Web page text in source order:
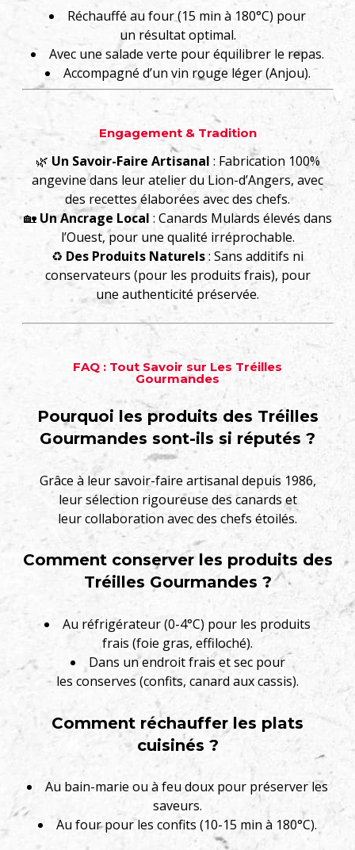
Réchauffé au four (15 min à 180°C) pour
un résultat optimal.
Avec une salade verte pour équilibrer le repas.
Accompagné d’un vin rouge léger (Anjou).
Engagement & Tradition
🌿 Un Savoir-Faire Artisanal : Fabrication 100%
angevine dans leur atelier du Lion-d’Angers, avec
des recettes élaborées avec des chefs.
🏡 Un Ancrage Local : Canards Mulards élevés dans
l’Ouest, pour une qualité irréprochable.
♻️ Des Produits Naturels: Sans additifs ni
conservateurs (pour les produits frais), pour
une authenticité préservée.
FAQ : Tout Savoir sur Les Tréilles
Gourmandes
Pourquoi les produits des Tréilles
Gourmandes sont-ils si réputés ?
Grâce à leur savoir-faire artisanal depuis 1986,
leur sélection rigoureuse des canards et
leur collaboration avec des chefs étoilés.
Comment conserver les produits des
Tréilles Gourmandes ?
Au réfrigérateur (0-4°C) pour les produits
frais (foie gras, effiloché).
Dans un endroit frais et sec pour
les conserves (confits, canard aux cassis).
Comment réchauffer les plats
cuisinés ?
Au bain-marie ou à feu doux pour préserver les
saveurs.
Au four pour les confits (10-15 min à 180°C).